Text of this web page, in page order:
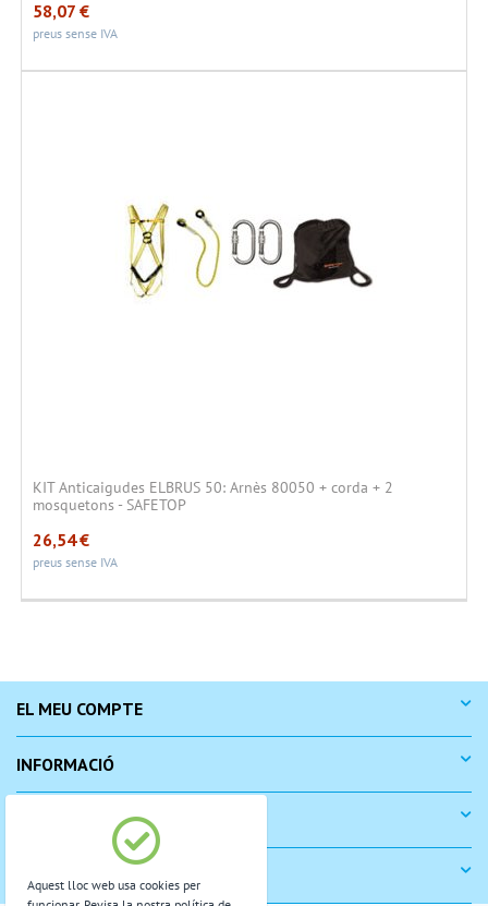
58,07 €
preus sense IVA
KIT Anticaigudes ELBRUS 50: Arnès 80050 + corda + 2
mosquetons - SAFETOP
26,54€
preus sense IVA
EL MEU COMPTE
INFORMACIÓ
COM COMPRAR
Aquest lloc web usa cookies per